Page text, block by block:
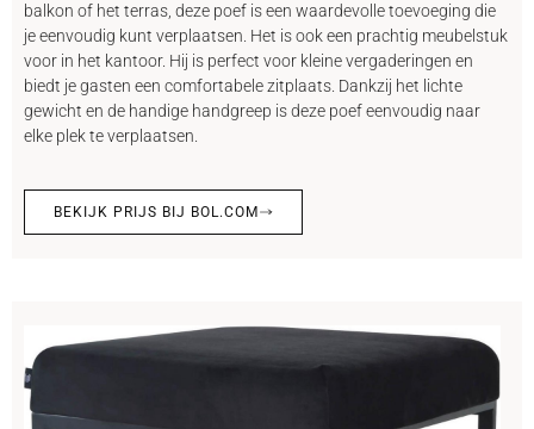
balkon of het terras, deze poef is een waardevolle toevoeging die
je eenvoudig kunt verplaatsen. Het is ook een prachtig meubelstuk
voor in het kantoor. Hij is perfect voor kleine vergaderingen en
biedt je gasten een comfortabele zitplaats. Dankzij het lichte
gewicht en de handige handgreep is deze poef eenvoudig naar
elke plek te verplaatsen.
BEKIJK PRIJS BIJ BOL.COM